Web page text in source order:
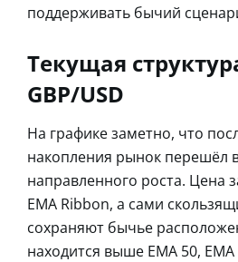
поддерживать бычий
Текущая
GBP/USD
На графике заметно, что
накопления рынок перешёл
направленного роста. Цена
EMA Ribbon, а сами
сохраняют бычье
находится выше EMA 50, EMA